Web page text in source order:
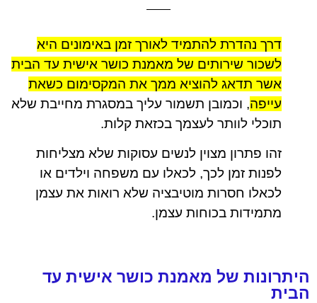
דרך נהדרת להתמיד לאורך זמן באימונים היא
לשכור שירותים של מאמנת כושר אישית עד הבית
אשר תדאג להוציא ממך את המקסימום כשאת
עייפה, וכמובן תשמור עליך במסגרת מחייבת שלא
תוכלי לוותר לעצמך בכזאת קלות.
זהו פתרון מצוין לנשים עסוקות שלא מצליחות
לפנות זמן לכך, לכאלו עם משפחה וילדים או
לכאלו חסרות מוטיבציה שלא רואות את עצמן
מתמידות בכוחות עצמן.
היתרונות של מאמנת כושר אישית עד
הבית